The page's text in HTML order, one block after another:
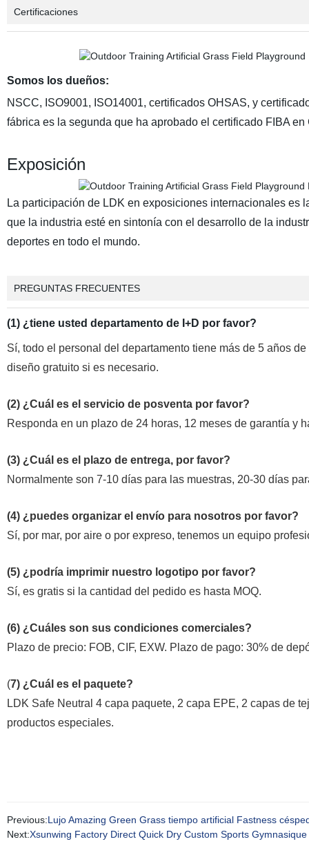
Certificaciones
Somos los dueños:
NSCC, ISO9001, ISO14001, certificados OHSAS, y
fábrica es la segunda que ha aprobado el certificado FIBA en
Exposición
La participación de LDK en exposiciones internacionales es
que la industria esté en sintonía con el desarrollo de la
deportes en todo el mundo.
PREGUNTAS FRECUENTES
(1) ¿tiene usted departamento de I+D por favor?
Sí, todo el personal del departamento tiene más de 5 años
diseño gratuito si es necesario.
(2) ¿Cuál es el servicio de posventa por favor?
Responda en un plazo de 24 horas, 12 meses de garantía y
(3) ¿Cuál es el plazo de entrega, por favor?
Normalmente son 7-10 días para las muestras, 20-30 días
(4) ¿puedes organizar el envío para nosotros por favor?
Sí, por mar, por aire o por expreso, tenemos un equipo
(5) ¿podría imprimir nuestro logotipo por favor?
Sí, es gratis si la cantidad del pedido es hasta MOQ.
(6) ¿Cuáles son sus condiciones comerciales?
Plazo de precio: FOB, CIF, EXW. Plazo de pago: 30% de
(7) ¿Cuál es el paquete?
LDK Safe Neutral 4 capa paquete, 2 capa EPE, 2 capas de
productos especiales.
Previous:Lujo Amazing Green Grass tiempo artificial Fastness
Next:Xsunwing Factory Direct Quick Dry Custom Sports